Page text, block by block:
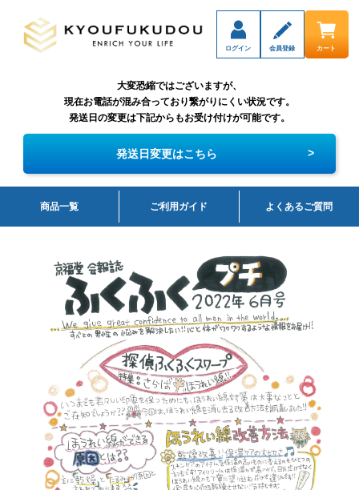
ログイン 会員登録 カート
大変恐縮ではございますが、
現在お電話が混み合っており繋がりにくい状況です。
発送日の変更は下記からもお受け付けが可能です。
発送日変更はこちら >
商品一覧 ご利用ガイド よくあるご質問